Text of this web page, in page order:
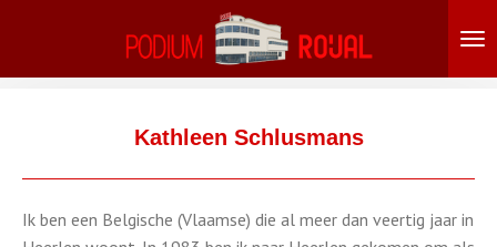
naar
Kathleen Schlusmans
Ik ben een Belgische (Vlaamse) die al meer dan veertig jaar in